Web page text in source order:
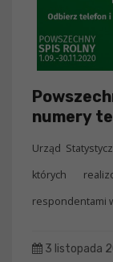
numery
Urząd
których
respondentami
3 listopada